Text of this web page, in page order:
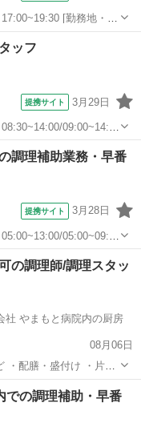
＜エームサービス株
内での洗い...
ッフ
提携サイト 3月29日
株式会社メフォス
調理補助業務・早番
提携サイト 3月28日
幸病院-4445 ＜エーム
の調理師/調理スタッ
社 やまもと病院内の厨房
08月06日
・配膳・盛付け ・片付
験・資格】<応募要件>
下) 年齢制限該当事由 定
での調理補助・早番